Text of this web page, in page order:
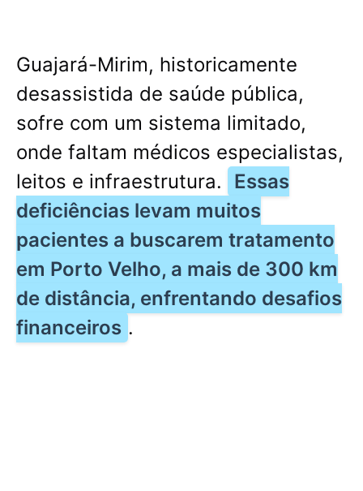
Guajará-Mirim, historicamente
desassistida de saúde pública,
sofre com um sistema limitado,
onde faltam médicos especialistas,
leitos e infraestrutura.
Essas
deficiências levam muitos
pacientes a buscarem tratamento
em Porto Velho, a mais de 300 km
de distância, enfrentando desafios
financeiros .